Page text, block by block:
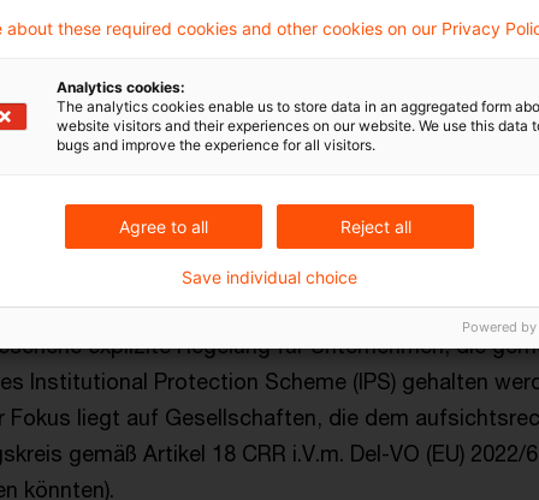
innovative, digitale Geschäftsmodelle in der
Fokus.
auf die Definition der „Nebentätigkeit zur
wurden neben den Schlüsselkriterien
genannt, die als Nebentätigkeit zur
Leitlinien konkretisieren diese Systematik:
explizite Regelung für Unternehmen, die
Institutional Protection Scheme (IPS) gehalten
Fokus liegt auf Gesellschaften, die dem
gemäß Artikel 18 CRR i.V.m. Del-VO (EU) 2022/
könnten).
about these required cookies and other cookies on our Privacy
Analytics cookies:
The analytics cookies enable us to store data in an aggregated form
website visitors and their experiences on our website. We use this data
bugs and improve the experience for all visitors.
Agree to all Reject all
Save individual choice
Powered by